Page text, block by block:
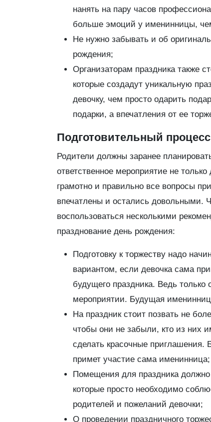
нанять на пару часов
больше эмоций у именинницы,
Не нужно забывать и об
рождения;
Организаторам праздника также
которые создадут уникальную
девочку, чем просто одарить
подарки, а впечатления от ее
Подготовительный
Родители должны заранее
ответственное мероприятие не
грамотно и правильно все вопросы
впечатлены и остались довольными.
воспользоваться несколькими
празднование день рождения:
Подготовку к торжеству надо
вариантом, если девочка сама
будущего праздника. Ведь только
мероприятии. Будущая
На праздник стоит позвать не
чтобы они не забыли, кто из них
сделать красочные приглашения.
примет участие сама именинница;
Помещения для праздника
которые просто необходимо
родителей и пожеланий девочки;
О проведении праздничного